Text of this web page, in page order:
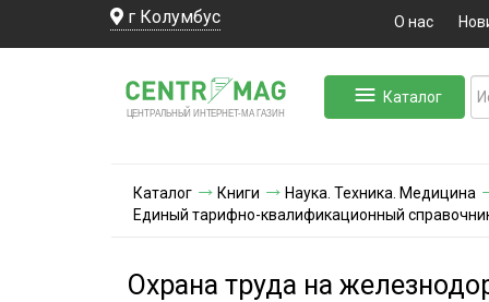
г Колумбус О нас
ЦЕНТРАЛЬНЫЙ ИНТЕРНЕТ-МА ГАЗИН
Каталог
Каталог Книги
Наука. Техника. Медицина
Единый тарифно-квалификационный
Охрана труда на